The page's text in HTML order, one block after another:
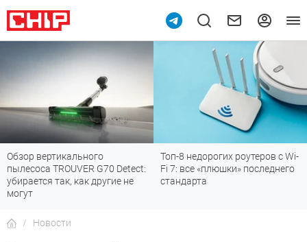
Обзор вертикального
пылесоса TROUVER G70 Detect:
убирается так, как другие не
могут
Топ-8 недорогих роутеров с Wi-
Fi 7: все «плюшки» последнего
стандарта
Новости